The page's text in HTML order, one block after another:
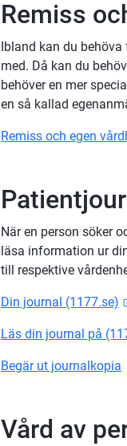
Remiss
Ibland kan du
med. Då kan du
behöver en mer
en så kallad
Remiss och egen
När en person söker
läsa information ur
till respektive
Din journal (1177.se)
Läs din journal på
Begär ut journalkopia
Vård av